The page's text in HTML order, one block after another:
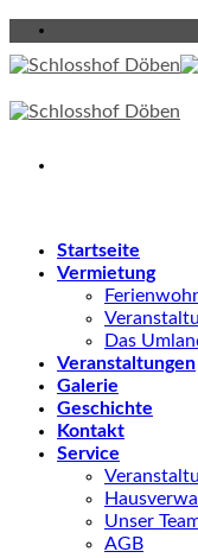
Skip
to
content
Startseite
Vermietung
Das
Veranstaltungen
Galerie
Geschichte
Kontakt
Service
Unser
AGB